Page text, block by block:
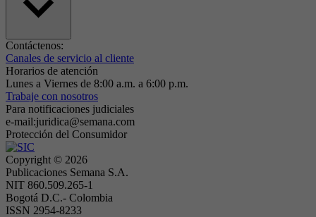
Contáctenos:
Canales de servicio al cliente
Horarios de atención
Lunes a Viernes de 8:00 a.m. a 6:00 p.m.
Trabaje con nosotros
Para notificaciones judiciales
e-mail:juridica@semana.com
Protección del Consumidor
Copyright © 2026
Publicaciones Semana S.A.
NIT 860.509.265-1
Bogotá D.C.- Colombia
ISSN 2954-8233